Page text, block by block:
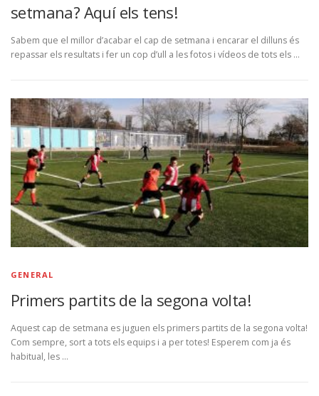
setmana? Aquí els tens!
Sabem que el millor d’acabar el cap de setmana i encarar el dilluns és
repassar els resultats i fer un cop d’ull a les fotos i vídeos de tots els …
GENERAL
Primers partits de la segona volta!
Aquest cap de setmana es juguen els primers partits de la segona volta!
Com sempre, sort a tots els equips i a per totes! Esperem com ja és
habitual, les …